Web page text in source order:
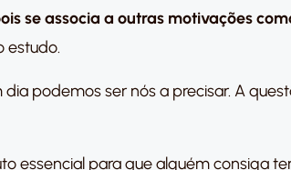
se associa a outras motivações
estudo.
podemos ser nós a precisar. A
essencial para que alguém consiga